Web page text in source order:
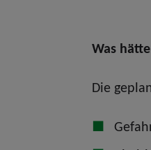
Was
Die